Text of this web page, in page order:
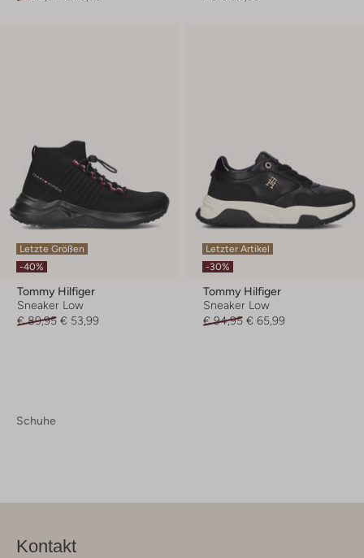
Letzte Größen
-40%
Tommy Hilfiger
Sneaker Low
€ 89,95 € 53,99
Letzter Artikel
-30%
Tommy Hilfiger
Sneaker Low
€ 94,95 € 65,99
Schuhe
Kontakt